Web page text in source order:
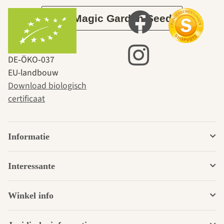
Over Magic Garden Seeds
DE‑ÖKO‑037
EU-landbouw
Download biologisch
certificaat
Informatie
Interessante
Winkel info